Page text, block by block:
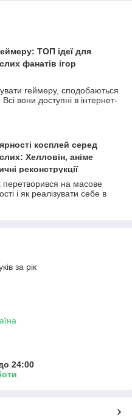
ТОП ідеї для
фанатів ігор
геймеру, сподобаються
Всі вони доступні в інтернет-
косплей серед
Хелловін, аніме
реконструкції
перетворився на масове
і як реалізувати себе в
за рік
24:00